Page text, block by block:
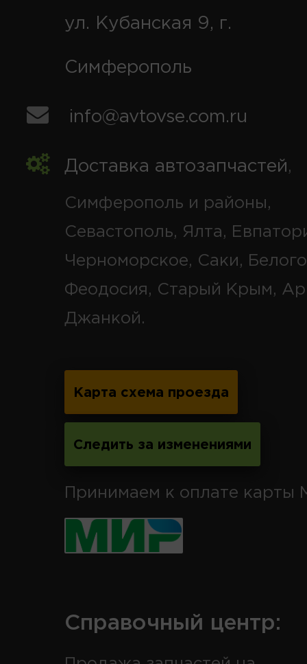
ул. Кубанская 9, г.
Симферополь
info@avtovse.com.ru
Доставка автозапчастей,
Симферополь и районы,
Севастополь, Ялта,
Черноморское, Саки,
Феодосия, Старый Крым,
Джанкой.
Карта схема проезда
Следить за изменениями
Принимаем к оплате карты
Справочный центр: